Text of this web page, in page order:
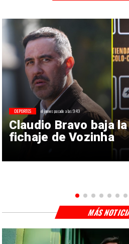
Claudio Bravo baja
fichaje de Vozinha
DEPORTES el jueves pasado a las 9:49
MÁS